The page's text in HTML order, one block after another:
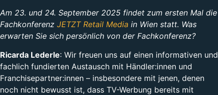
Am 23. und 24. September 2025 findet zum ersten Mal die
Fachkonferenz JETZT Retail Media in Wien statt. Was
erwarten Sie sich persönlich von der Fachkonferenz?
Ricarda Lederle: Wir freuen uns auf einen informativen und
fachlich fundierten Austausch mit Händler:innen und
Franchisepartner:innen – insbesondere mit jenen, denen
noch nicht bewusst ist, dass TV-Werbung bereits mit